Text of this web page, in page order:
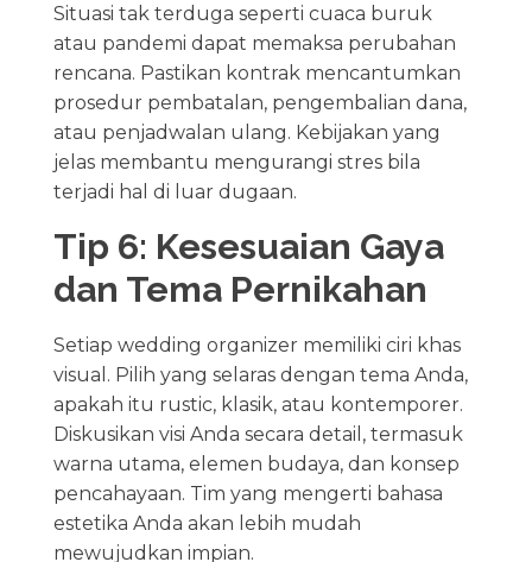
Situasi tak terduga seperti cuaca buruk
atau pandemi dapat memaksa perubahan
rencana. Pastikan kontrak mencantumkan
prosedur pembatalan, pengembalian dana,
atau penjadwalan ulang. Kebijakan yang
jelas membantu mengurangi stres bila
terjadi hal di luar dugaan.
Tip 6: Kesesuaian Gaya
dan Tema Pernikahan
Setiap wedding organizer memiliki ciri khas
visual. Pilih yang selaras dengan tema Anda,
apakah itu rustic, klasik, atau kontemporer.
Diskusikan visi Anda secara detail, termasuk
warna utama, elemen budaya, dan konsep
pencahayaan. Tim yang mengerti bahasa
estetika Anda akan lebih mudah
mewujudkan impian.